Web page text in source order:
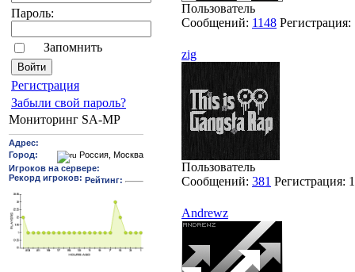
Пароль:
Запомнить
Pегиcтрaция
Забыли свой пароль?
Мониторинг SA-MP
Пользователь
Сообщений: 1148 Регистрация:
zig
Пользователь
Сообщений: 381 Регистрация:
Andrewz